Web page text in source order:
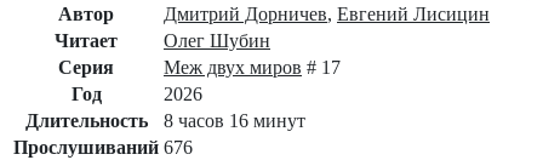
Автор
Дмитрий Дорничев, Евгений Лисицин
Читает
Олег Шубин
Серия
Меж двух миров # 17
Год
2026
Длительность
8 часов 16 минут
Прослушиваний 676